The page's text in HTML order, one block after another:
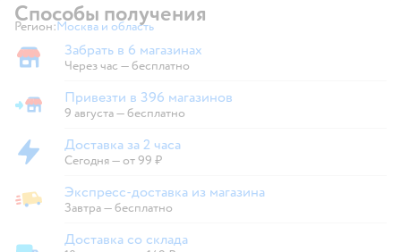
Способы получения
Регион: Выбор адреса доставки.
Москва и область
Забрать в магазине
Забрать в 6 магазинах
Через час — бесплатно
Привезти в магазин
Привезти в 396 магазинов
9 августа—бесплатно
Доставка за 2 часа
Доставка за 2 часа
Сегодня—от 99 ₽
Экспресс-доставка из магазина
Экспресс-доставка из магазина
Завтра—бесплатно
Доставка со склада